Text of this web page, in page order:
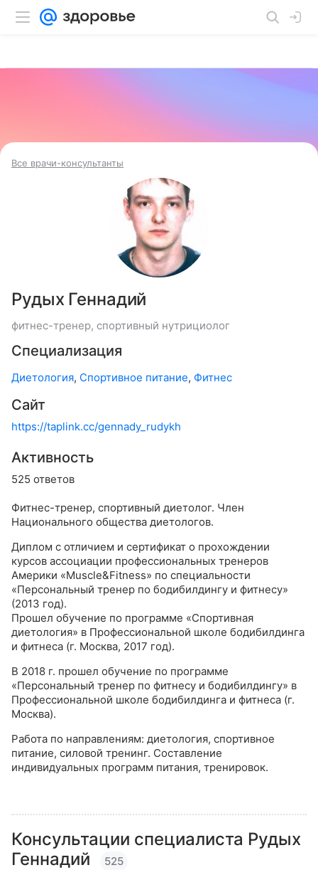
Все врачи-консультанты
Рудых Геннадий
фитнес-тренер, спортивный нутрициолог
Специализация
Диетология, Спортивное питание, Фитнес
Сайт
https://taplink.cc/gennady_rudykh
Активность
525 ответов
Фитнес-тренер, спортивный диетолог. Член
Национального общества диетологов.
Диплом с отличием и сертификат о прохождении
курсов ассоциации профессиональных тренеров
Америки «Muscle&Fitness» по специальности
«Персональный тренер по бодибилдингу и фитнесу»
(2013 год).
Прошел обучение по программе «Спортивная
диетология» в Профессиональной школе бодибилдинга
и фитнеса (г. Москва, 2017 год).
В 2018 г. прошел обучение по программе
«Персональный тренер по фитнесу и бодибилдингу» в
Профессиональной школе бодибилдинга и фитнеса (г.
Москва).
Работа по направлениям: диетология, спортивное
питание, силовой тренинг. Составление
индивидуальных программ питания, тренировок.
Консультации специалиста Рудых
Геннадий
525